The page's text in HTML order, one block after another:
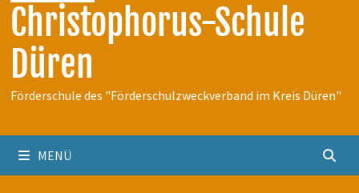
Christophorus-Schule
Düren
Förderschule des "Förderschulzweckverband im Kreis Düren"
MENÜ